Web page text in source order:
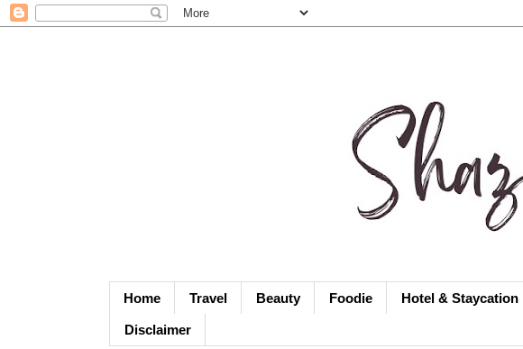
Home Travel Beauty Foodie Hotel & Staycation
Disclaimer